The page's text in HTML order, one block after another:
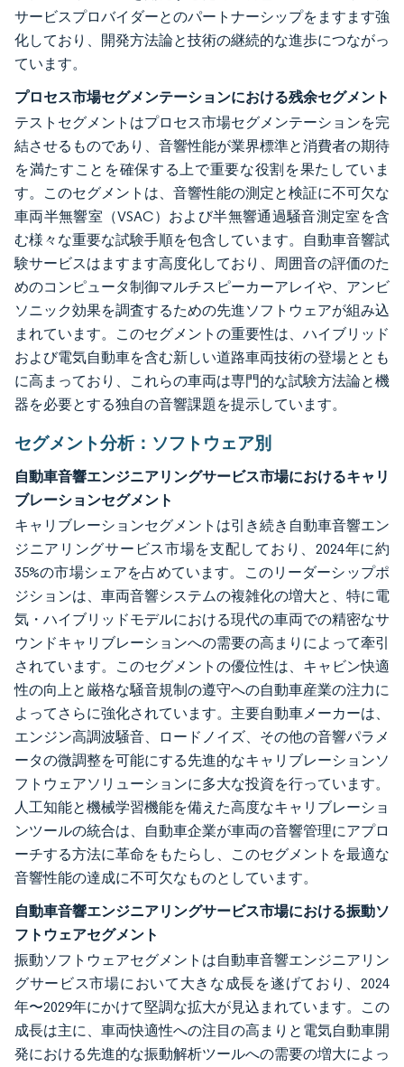
サービスプロバイダーとのパートナーシップをますます強
化しており、開発方法論と技術の継続的な進歩につながっ
ています。
プロセス市場セグメンテーションにおける残余セグメント
テストセグメントはプロセス市場セグメンテーションを完
結させるものであり、音響性能が業界標準と消費者の期待
を満たすことを確保する上で重要な役割を果たしていま
す。このセグメントは、音響性能の測定と検証に不可欠な
車両半無響室（VSAC）および半無響通過騒音測定室を含
む様々な重要な試験手順を包含しています。自動車音響試
験サービスはますます高度化しており、周囲音の評価のた
めのコンピュータ制御マルチスピーカーアレイや、アンビ
ソニック効果を調査するための先進ソフトウェアが組み込
まれています。このセグメントの重要性は、ハイブリッド
および電気自動車を含む新しい道路車両技術の登場ととも
に高まっており、これらの車両は専門的な試験方法論と機
器を必要とする独自の音響課題を提示しています。
セグメント分析：ソフトウェア別
自動車音響エンジニアリングサービス市場におけるキャリ
ブレーションセグメント
キャリブレーションセグメントは引き続き自動車音響エン
ジニアリングサービス市場を支配しており、2024年に約
35%の市場シェアを占めています。このリーダーシップポ
ジションは、車両音響システムの複雑化の増大と、特に電
気・ハイブリッドモデルにおける現代の車両での精密なサ
ウンドキャリブレーションへの需要の高まりによって牽引
されています。このセグメントの優位性は、キャビン快適
性の向上と厳格な騒音規制の遵守への自動車産業の注力に
よってさらに強化されています。主要自動車メーカーは、
エンジン高調波騒音、ロードノイズ、その他の音響パラメ
ータの微調整を可能にする先進的なキャリブレーションソ
フトウェアソリューションに多大な投資を行っています。
人工知能と機械学習機能を備えた高度なキャリブレーショ
ンツールの統合は、自動車企業が車両の音響管理にアプロ
ーチする方法に革命をもたらし、このセグメントを最適な
音響性能の達成に不可欠なものとしています。
自動車音響エンジニアリングサービス市場における振動ソ
フトウェアセグメント
振動ソフトウェアセグメントは自動車音響エンジニアリン
グサービス市場において大きな成長を遂げており、2024
年〜2029年にかけて堅調な拡大が見込まれています。この
成長は主に、車両快適性への注目の高まりと電気自動車開
発における先進的な振動解析ツールへの需要の増大によっ